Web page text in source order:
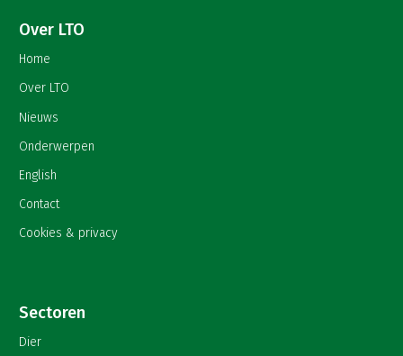
Over LTO
Home
Over LTO
Nieuws
Onderwerpen
English
Contact
Cookies & privacy
Sectoren
Dier